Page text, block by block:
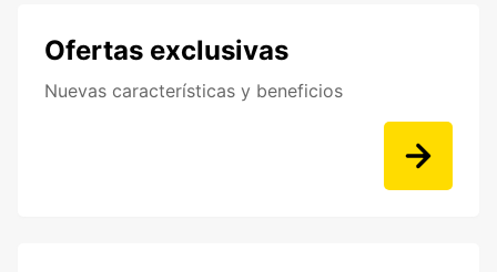
Ofertas exclusivas
Nuevas características y beneficios